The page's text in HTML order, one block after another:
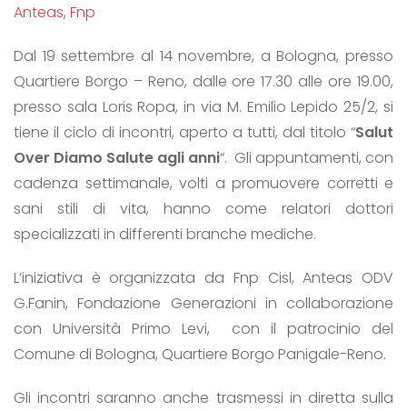
Anteas, Fnp
Dal 19 settembre al 14 novembre, a Bologna, presso
Quartiere Borgo – Reno, dalle ore 17.30 alle ore 19.00,
presso sala Loris Ropa, in via M. Emilio Lepido 25/2, si
tiene il ciclo di incontri, aperto a tutti, dal titolo “Salut
Over Diamo Salute agli anni“. Gli appuntamenti, con
cadenza settimanale, volti a promuovere corretti e
sani stili di vita, hanno come relatori dottori
specializzati in differenti branche mediche.
L’iniziativa è organizzata da Fnp Cisl, Anteas ODV
G.Fanin, Fondazione Generazioni in collaborazione
con Università Primo Levi, con il patrocinio del
Comune di Bologna, Quartiere Borgo Panigale-Reno.
Gli incontri saranno anche trasmessi in diretta sulla